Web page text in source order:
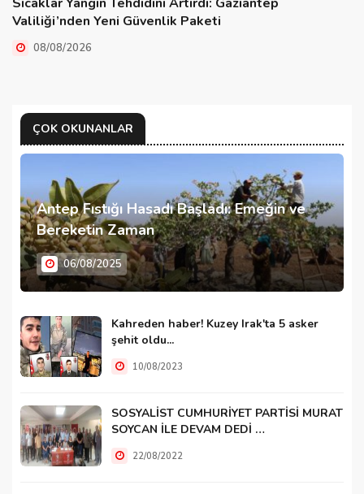
Valiliği’nden Yeni Güvenlik Paketi
08/08/2026
ÇOK OKUNANLAR
Antep Fıstığı Hasadı Başladı: Emeğin ve
Bereketin Zaman
06/08/2025
Kahreden haber! Kuzey Irak'ta 5 asker
şehit oldu...
10/08/2023
SOSYALİST CUMHURİYET PARTİSİ MURAT
SOYCAN İLE DEVAM DEDİ …
22/08/2022